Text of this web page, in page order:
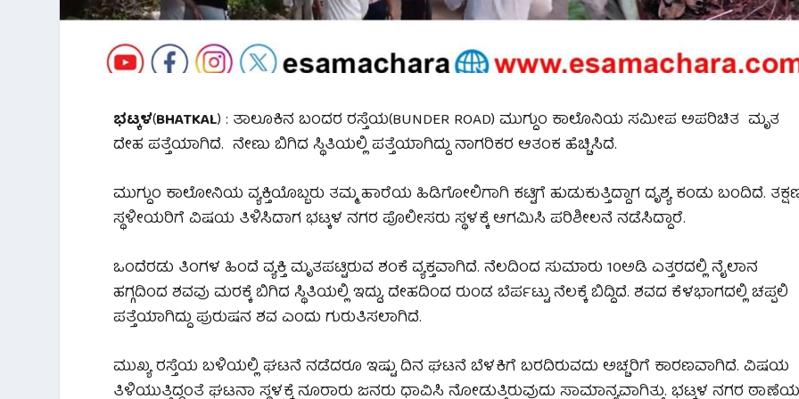
ಭಟ್ಕಳ(BHATKAL) : ತಾಲೂಕಿನ ಬಂದರ ರಸ್ತೆಯ(BUNDER ROAD) ಮುಗ್ದುಂ ಕಾಲೊನಿಯ ಸಮೀಪ ಅಪರಿಚಿತ ಮೃತ
ದೇಹ ಪತ್ತೆಯಾಗಿದೆ. ನೇಣು ಬಿಗಿದ ಸ್ಥಿತಿಯಲ್ಲಿ ಪತ್ತೆಯಾಗಿದ್ದು ನಾಗರಿಕರ ಆತಂಕ ಹೆಚ್ಚಿಸಿದೆ.
ಮುಗ್ದುಂ ಕಾಲೋನಿಯ ವ್ಯಕ್ತಿಯೊಬ್ಬರು ತಮ್ಮ ಹಾರೆಯ ಹಿಡಿಗೋಲಿಗಾಗಿ ಕಟ್ಟಿಗೆ ಹುಡುಕುತ್ತಿದ್ದಾಗ ದೃಶ್ಯ ಕಂಡು ಬಂದಿದೆ.
ಸ್ಥಳೀಯರಿಗೆ ವಿಷಯ ತಿಳಿಸಿದಾಗ ಭಟ್ಕಳ ನಗರ ಪೊಲೀಸರು ಸ್ಥಳಕ್ಕೆ ಆಗಮಿಸಿ ಪರಿಶೀಲನೆ ನಡೆಸಿದ್ದಾರೆ.
ಒಂದೆರಡು ತಿಂಗಳ ಹಿಂದೆ ವ್ಯಕ್ತಿ ಮೃತಪಟ್ಟಿರುವ ಶಂಕೆ ವ್ಯಕ್ತವಾಗಿದೆ. ನೆಲದಿಂದ ಸುಮಾರು 10ಅಡಿ ಎತ್ತರದಲ್ಲಿ ನೈಲಾನ
ಹಗ್ಗದಿಂದ ಶವವು ಮರಕ್ಕೆ ಬಿಗಿದ ಸ್ಥಿತಿಯಲ್ಲಿ ಇದ್ದು, ದೇಹದಿಂದ ರುಂಡ ಬೆರ್ಪಟ್ಟು ನೆಲಕ್ಕೆ ಬಿದ್ದಿದೆ. ಶವದ ಕೆಳಭಾಗದಲ್ಲಿ ಚಪ್ಪಲಿ
ಪತ್ತೆಯಾಗಿದ್ದು ಪುರುಷನ ಶವ ಎಂದು ಗುರುತಿಸಲಾಗಿದೆ.
ಮುಖ್ಯ ರಸ್ತೆಯ ಬಳಿಯಲ್ಲಿ ಘಟನೆ ನಡೆದರೂ ಇಷ್ಟು ದಿನ ಘಟನೆ ಬೆಳಕಿಗೆ ಬರದಿರುವದು ಅಚ್ಚರಿಗೆ ಕಾರಣವಾಗಿದೆ. ವಿಷಯ
ತಿಳಿಯುತ್ತಿದ್ದಂತೆ ಘಟನಾ ಸ್ಥಳಕ್ಕೆ ನೂರಾರು ಜನರು ಧಾವಿಸಿ ನೋಡುತ್ತಿರುವುದು ಸಾಮಾನ್ಯವಾಗಿತ್ತು. ಭಟ್ಕಳ ನಗರ